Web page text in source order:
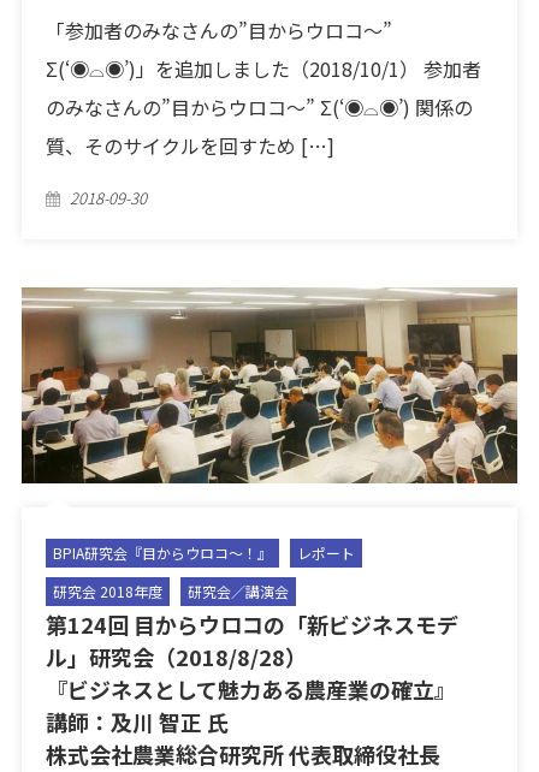
「参加者のみなさんの”目からウロコ〜”
Σ(‘◉⌓◉’)」を追加しました（2018/10/1） 参加者
のみなさんの”目からウロコ〜” Σ(‘◉⌓◉’) 関係の
質、そのサイクルを回すため […]
Posted
2018-09-30
BPIA研究会『目からウロコ〜！』
レポート
研究会 2018年度
研究会／講演会
第124回 目からウロコの「新ビジネスモデ
ル」研究会（2018/8/28）
『ビジネスとして魅力ある農産業の確立』
講師：及川 智正 氏
株式会社農業総合研究所 代表取締役社長